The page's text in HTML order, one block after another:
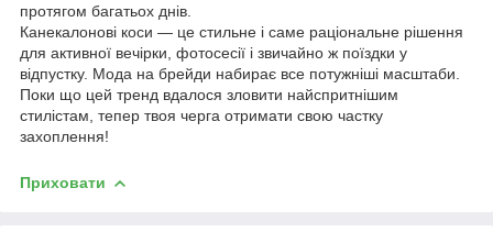
протягом багатьох днів.
Канекалонові коси — це стильне і саме раціональне рішення
для активної вечірки, фотосесії і звичайно ж поїздки у
відпустку. Мода на брейди набирає все потужніші масштаби.
Поки що цей тренд вдалося зловити найспритнішим
стилістам, тепер твоя черга отримати свою частку
захоплення!
Приховати